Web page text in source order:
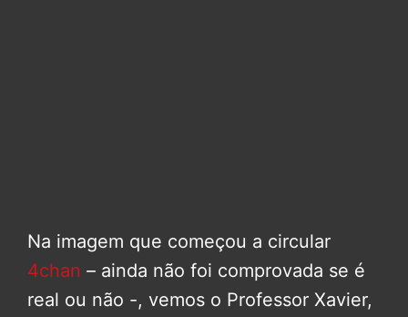
Na imagem que começou a circular
4chan – ainda não foi comprovada se é
real ou não -, vemos o Professor Xavier,